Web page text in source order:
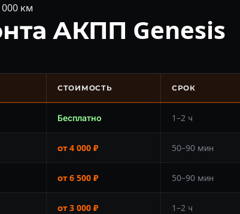
км
АКПП Genesis
СТОИМОСТЬ СРОК
Бесплатно 1–2 ч
от 4 000 ₽ 50–90 мин
от 6 500 ₽ 50–90 мин
от 3 000 ₽ 1–2 ч